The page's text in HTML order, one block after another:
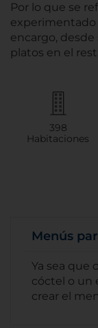
Por lo que se
experimentado
encargo, desde
platos en el
398
Habitaciones
Menús
Ya sea que
cóctel o un
crear el